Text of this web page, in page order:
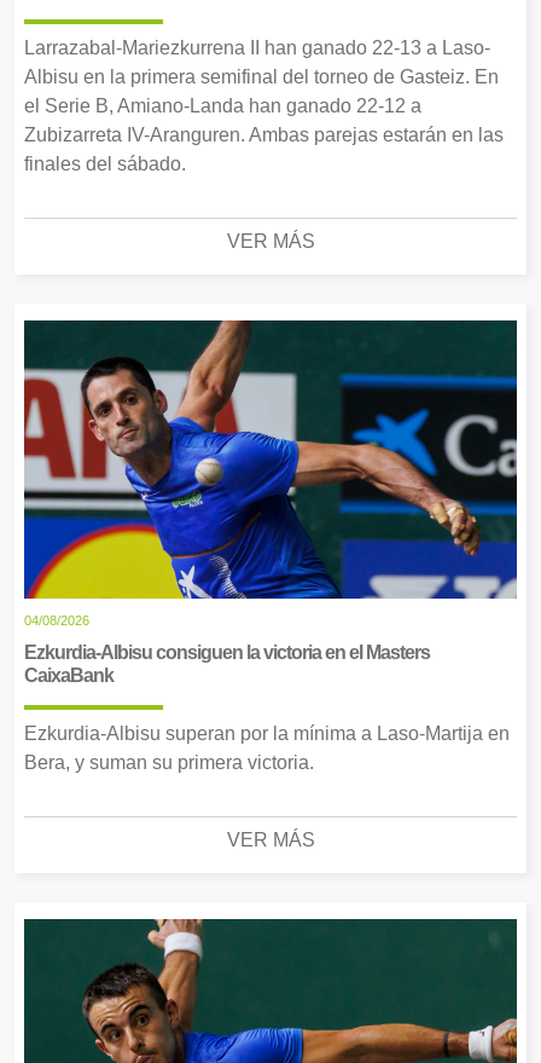
Larrazabal-Mariezkurrena II han ganado 22-13 a Laso-
Albisu en la primera semifinal del torneo de Gasteiz. En
el Serie B, Amiano-Landa han ganado 22-12 a
Zubizarreta IV-Aranguren. Ambas parejas estarán en las
finales del sábado.
VER MÁS
04/08/2026
Ezkurdia-Albisu consiguen la victoria en el Masters
CaixaBank
Ezkurdia-Albisu superan por la mínima a Laso-Martija en
Bera, y suman su primera victoria.
VER MÁS